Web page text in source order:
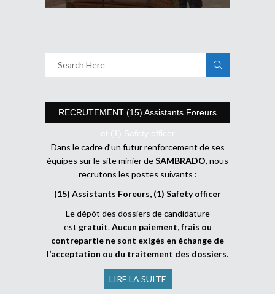
RECRUTEMENT (15) Assistants Foreurs
et (1) Safety officer
Dans le cadre d’un futur renforcement de ses
équipes sur le site minier deSAMBRADO, nous
recrutons les postes suivants :
(15) Assistants Foreurs, (1) Safety officer
Le dépôt des dossiers de candidature
est gratuit.Aucun paiement, frais ou
contrepartie ne sont exigés en échange de
l’acceptation ou du traitement des dossiers.
LIRE LA SUITE